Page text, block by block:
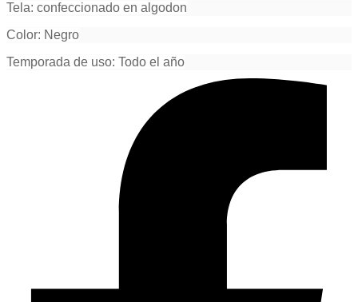
Tela: confeccionado en algodon
Color: Negro
Temporada de uso: Todo el año